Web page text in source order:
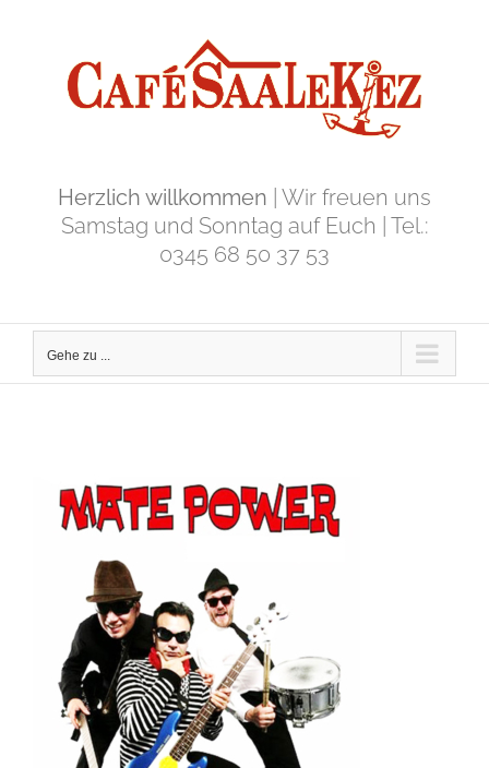
Herzlich willkommen | Wir freuen uns
Samstag und Sonntag auf Euch | Tel.:
0345 68 50 37 53
Gehe zu ...